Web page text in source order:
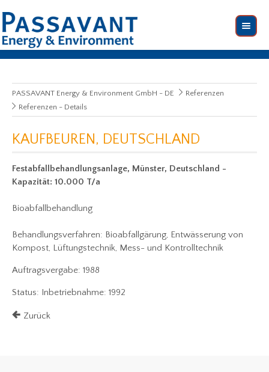
PASSAVANT Energy & Environment GmbH - DE
Referenzen
Referenzen - Details
KAUFBEUREN, DEUTSCHLAND
Festabfallbehandlungsanlage, Münster, Deutschland -
Kapazität: 10.000 T/a
Bioabfallbehandlung
Behandlungsverfahren: Bioabfallgärung, Entwässerung von
Kompost, Lüftungstechnik, Mess- und Kontrolltechnik
Auftragsvergabe: 1988
Status: Inbetriebnahme: 1992
Zurück